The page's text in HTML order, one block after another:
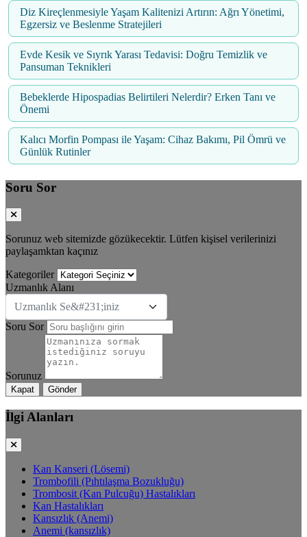
Diz Kireçlenmesiyle Yaşam Kalitenizi Artırın: Ağrı Yönetimi,
Egzersiz ve Beslenme Stratejileri
Evde Kesik ve Sıyrık Yarası Tedavisi: Doğru Temizlik ve
Pansuman Teknikleri
Bebeklerde Hipospadias Belirtileri Nelerdir? Erken Tanı ve
Önemi
Kalıcı Morfin Pompası ile Yaşam: Cihaz Bakımı, Pil Ömrü ve
Günlük Rutinler
Soru Sor
Sorunuz web sitemizde gözükecektir. Lütfen kişisel verilerinizi
paylaşamktan kaçınız
Kategoriler
Uzmanlık Alanı
Uzmanlık Se&#231;iniz
Soru Sor
Sorunuz
Kapat Gönder
İlgi Alanları
Kan Kanseri (Lösemi)
Trombofili (Pıhtılaşma Bozukluğu)
Trombosit (Kan Pulcuğu) Hastalıkları
Kan Hastalıkları
Kansızlık (Anemi)
Anemi (kansızlık)